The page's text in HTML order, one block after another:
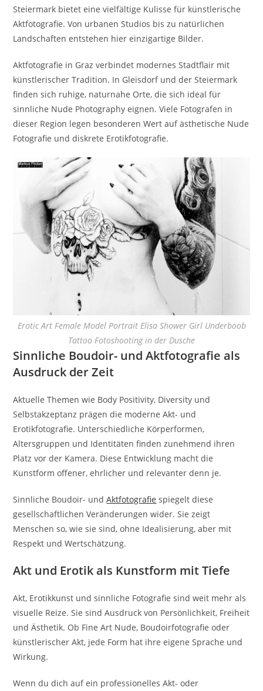
Steiermark bietet eine vielfältige Kulisse für künstlerische
Aktfotografie. Von urbanen Studios bis zu natürlichen
Landschaften entstehen hier einzigartige Bilder.
Aktfotografie in Graz verbindet modernes Stadtflair mit
künstlerischer Tradition. In Gleisdorf und der Steiermark
finden sich ruhige, naturnahe Orte, die sich ideal für
sinnliche Nude Photography eignen. Viele Fotografen in
dieser Region legen besonderen Wert auf ästhetische Nude
Fotografie und diskrete Erotikfotografie.
Erotic Art Female Model Portrait Elisa Shower Girl Underboob
Tattoo Fotoshooting in der Dusche
Sinnliche Boudoir- und Aktfotografie als
Ausdruck der Zeit
Aktuelle Themen wie Body Positivity, Diversity und
Selbstakzeptanz prägen die moderne Akt- und
Erotikfotografie. Unterschiedliche Körperformen,
Altersgruppen und Identitäten finden zunehmend ihren
Platz vor der Kamera. Diese Entwicklung macht die
Kunstform offener, ehrlicher und relevanter denn je.
Sinnliche Boudoir- undAktfotografie spiegelt diese
gesellschaftlichen Veränderungen wider. Sie zeigt
Menschen so, wie sie sind, ohne Idealisierung, aber mit
Respekt und Wertschätzung.
Akt und Erotik als Kunstform mit Tiefe
Akt, Erotikkunst und sinnliche Fotografie sind weit mehr als
visuelle Reize. Sie sind Ausdruck von Persönlichkeit, Freiheit
und Ästhetik. Ob Fine Art Nude, Boudoirfotografie oder
künstlerischer Akt, jede Form hat ihre eigene Sprache und
Wirkung.
Wenn du dich auf ein professionelles Akt- oder